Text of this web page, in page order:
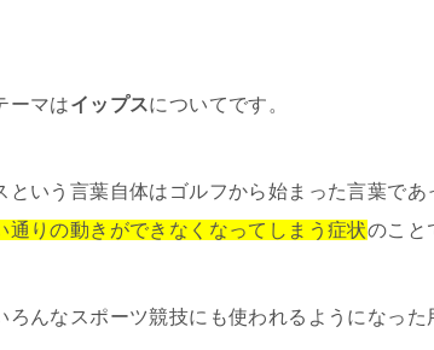
ーマはイップスについてです。
という言葉自体はゴルフから始まった言葉であ
通りの動きができなくなってしまう症状のこと
ろんなスポーツ競技にも使われるようになった